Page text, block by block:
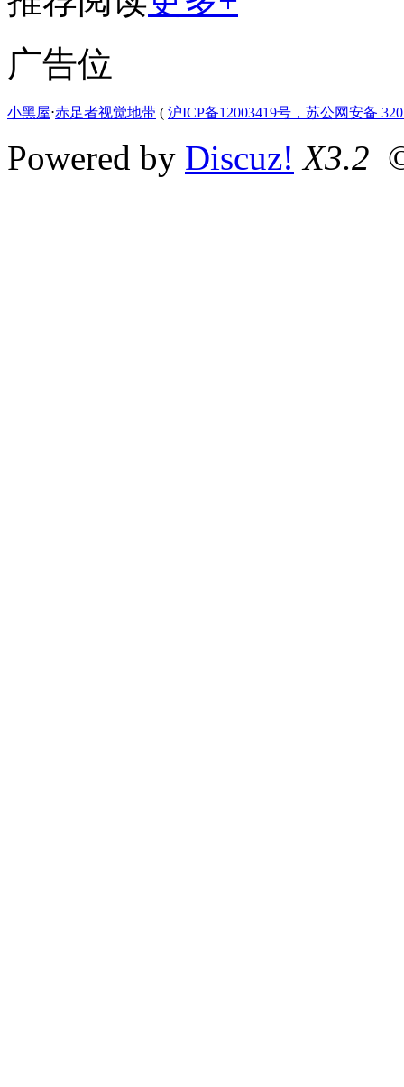
广告位
小黑屋⋅赤足者视觉地带 ( 沪ICP备12003419号，苏公网安备
Powered by Discuz! X3.2